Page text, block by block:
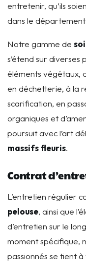
entretenir, qu’ils
dans le département
Notre gamme de
s’étend sur diverses
éléments végétaux,
en déchetterie, à la
scarification, en
organiques et
poursuit avec l’art
massifs fleuris.
Contrat
L’entretien régulier
pelouse, ainsi que
d’entretien sur le
moment spécifique,
passionnés se tient